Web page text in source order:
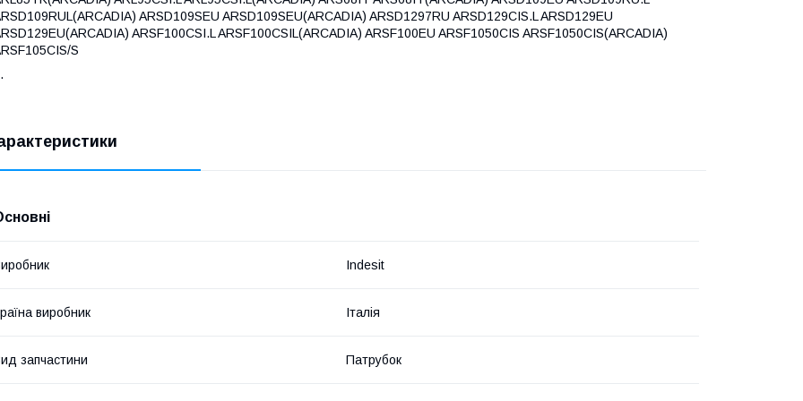
ARSD109SEU ARSD109SEU(ARCADIA) ARSD1297RU ARSD129CIS.L ARSD129EU
ARSF100CSI.L ARSF100CSIL(ARCADIA) ARSF100EU ARSF1050CIS ARSF1050CIS(ARCADIA)
S
Indesit
виробник Італія
запчастини Патрубок